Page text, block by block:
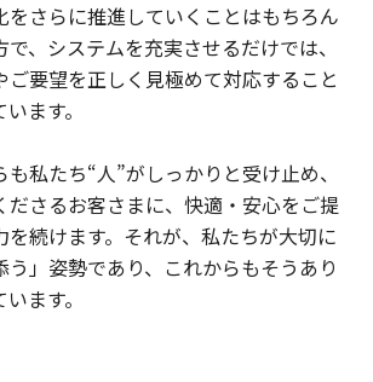
をさらに推進していくことはもちろん
、システムを充実させるだけでは、
ご要望を正しく見極めて対応すること
ます。
私たち“人”がしっかりと受け止め、
ださるお客さまに、快適・安心をご提
を続けます。それが、私たちが大切に
う」姿勢であり、これからもそうあり
ます。